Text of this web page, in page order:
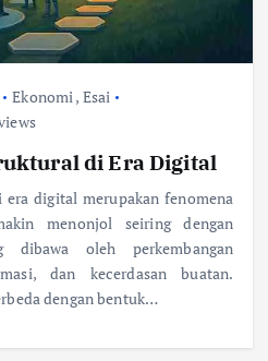
Ekonomi, Esai
di Era Digital
digital merupakan fenomena
menonjol seiring dengan
dibawa oleh perkembangan
dan kecerdasan buatan.
dengan bentuk…